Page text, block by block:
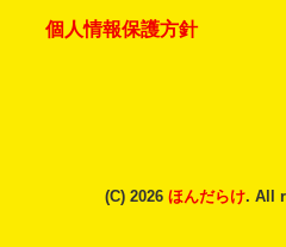
個人情報保護方針
(C) 2026 ほんだらけ. All